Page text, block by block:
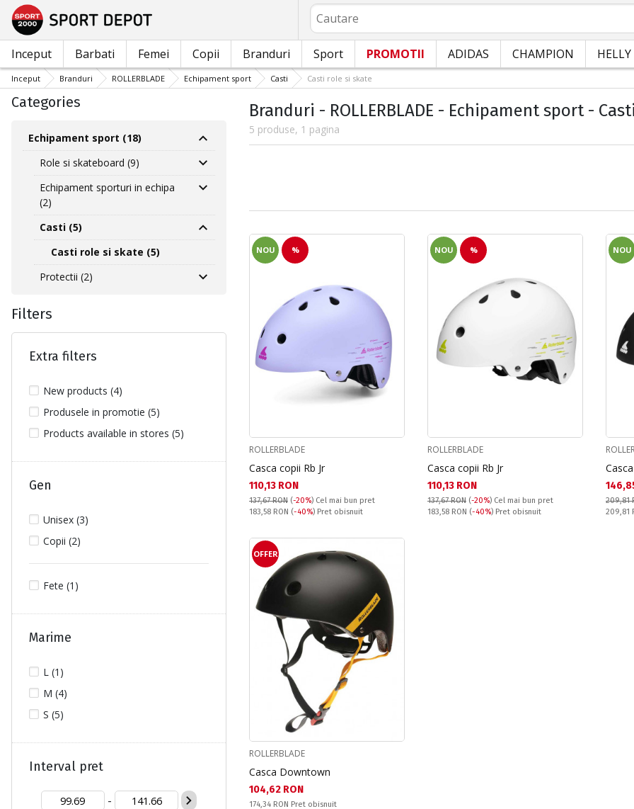
Cautare
Inceput Barbati Femei Copii Branduri Sport PROMOTII ADIDAS CHAMPION
Inceput Branduri ROLLERBLADE Echipament sport Casti Casti role si skate
Categories
Echipament sport (18)
Role si skateboard (9)
Echipament sporturi in echipa
(2)
Casti (5)
Casti role si skate (5)
Protectii (2)
Filters
Extra filters
New products (4)
Produsele in promotie (5)
Products available in stores (5)
Gen
Unisex (3)
Copii (2)
Fete (1)
Marime
L (1)
M (4)
S (5)
Interval pret
-
Branduri - ROLLERBLADE - Echipament sport -
5 produse, 1 pagina
NOU %
ROLLERBLADE
Casca copii Rb Jr
Текуща цена:
110,13 RON
137,67 RON (-20%) Cel mai bun pret
Pret obisnuit:
183,58 RON (-40%) Pret obisnuit
NOU %
ROLLERBLADE
Casca copii Rb Jr
Текуща цена:
110,13 RON
137,67 RON (-20%) Cel mai bun pret
Pret obisnuit:
183,58 RON (-40%) Pret obisnuit
NOU
209,81
Pret
209,81
OFFER
ROLLERBLADE
Casca Downtown
Текуща цена:
104,62 RON
Pret obisnuit:
174,34 RON Pret obisnuit